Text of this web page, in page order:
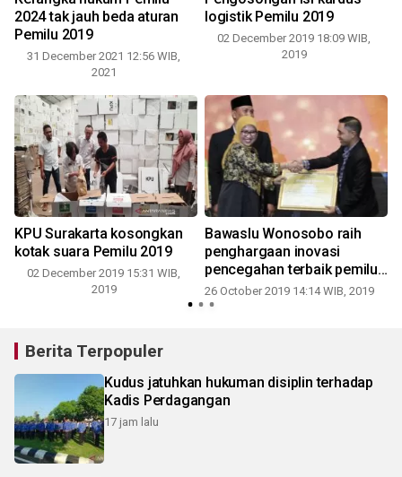
2024 tak jauh beda aturan
Pemilu 2019
31 December 2021 12:56 WIB,
2021
logistik Pemilu 2019
02 December 2019 18:09 WIB,
2019
KPU Surakarta kosongkan
kotak suara Pemilu 2019
02 December 2019 15:31 WIB,
2019
Bawaslu Wonosobo raih
penghargaan inovasi
pencegahan terbaik pemilu
2019
26 October 2019 14:14 WIB, 2019
Berita Terpopuler
Kudus jatuhkan hukuman disiplin terhadap
Kadis Perdagangan
17 jam lalu